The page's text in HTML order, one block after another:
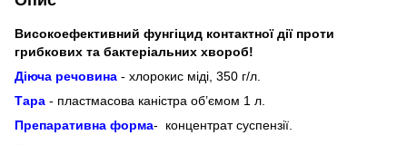
Високоефективний фунгіцид контактної дії проти
грибкових та бактеріальних хвороб!
Діюча речовина - хлорокис міді, 350 г/л.
Тара - пластмасова каністра об’ємом 1 л.
Препаративна форма- концентрат суспензії.